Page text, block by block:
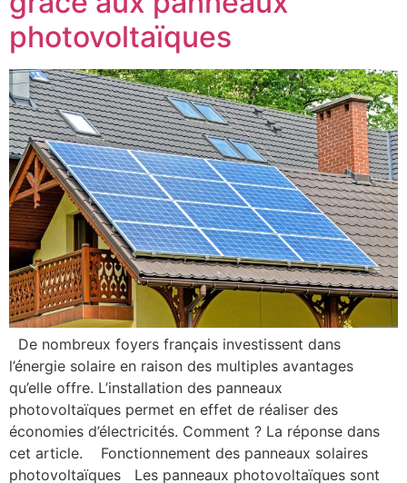
photovoltaïques
De nombreux foyers français investissent dans
l’énergie solaire en raison des multiples avantages
qu’elle offre. L’installation des panneaux
photovoltaïques permet en effet de réaliser des
économies d’électricités. Comment ? La réponse dans
cet article. Fonctionnement des panneaux solaires
photovoltaïques Les panneaux photovoltaïques sont